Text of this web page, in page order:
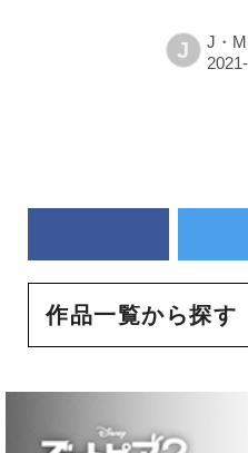
J J・M
作品一覧から探す